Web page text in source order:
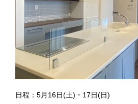
日程：5月16日(土)・17日(日)